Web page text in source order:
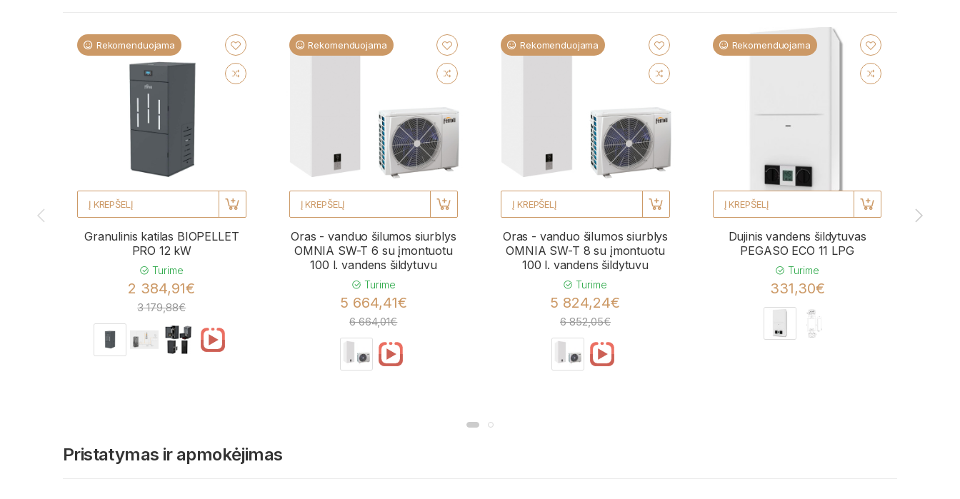
Rekomenduojama
Į KREPŠELĮ
Granulinis katilas BIOPELLET
PRO 12 kW
Turime
2 384,91€
3 179,88€
Rekomenduojama
Į KREPŠELĮ
Oras - vanduo šilumos siurblys
OMNIA SW-T 6 su įmontuotu
100 l. vandens šildytuvu
Turime
5 664,41€
6 664,01€
Rekomenduojama
Į KREPŠELĮ
Oras - vanduo šilumos siurblys
OMNIA SW-T 8 su įmontuotu
100 l. vandens šildytuvu
Turime
5 824,24€
6 852,05€
Rekomenduojama
Į KREPŠELĮ
Dujinis vandens šildytuvas
PEGASO ECO 11 LPG
Turime
331,30€
Pristatymas ir apmokėjimas